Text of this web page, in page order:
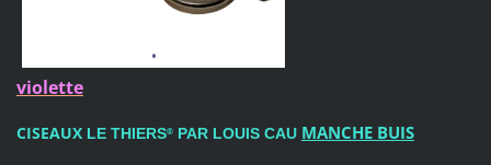
violette
CISEAUX LE THIERS®PAR LOUIS CAU MANCHE BUIS